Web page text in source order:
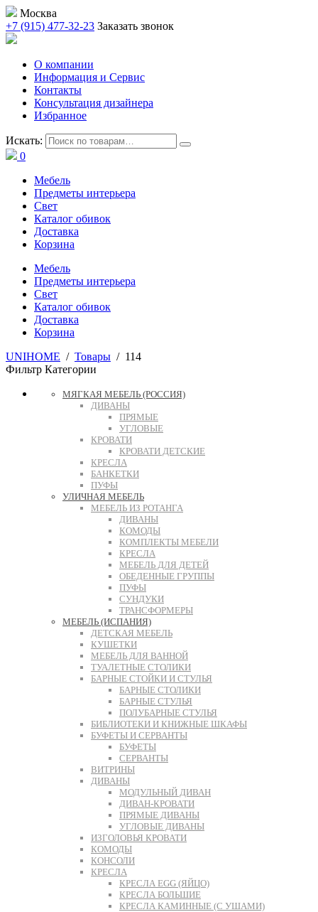
Москва
+7 (915) 477-32-23 Заказать звонок
О компании
Информация и Сервис
Контакты
Консультация дизайнера
Избранное
Искать:
0
Мебель
Предметы интерьера
Свет
Каталог обивок
Доставка
Корзина
Мебель
Предметы интерьера
Свет
Каталог обивок
Доставка
Корзина
UNIHOME / Товары / 114
Фильтр Категории
МЯГКАЯ МЕБЕЛЬ (РОССИЯ)
ДИВАНЫ
ПРЯМЫЕ
УГЛОВЫЕ
КРОВАТИ
КРОВАТИ ДЕТСКИЕ
КРЕСЛА
БАНКЕТКИ
ПУФЫ
УЛИЧНАЯ МЕБЕЛЬ
МЕБЕЛЬ ИЗ РОТАНГА
ДИВАНЫ
КОМОДЫ
КОМПЛЕКТЫ МЕБЕЛИ
КРЕСЛА
МЕБЕЛЬ ДЛЯ ДЕТЕЙ
ОБЕДЕННЫЕ ГРУППЫ
ПУФЫ
СУНДУКИ
ТРАНСФОРМЕРЫ
МЕБЕЛЬ (ИСПАНИЯ)
ДЕТСКАЯ МЕБЕЛЬ
КУШЕТКИ
МЕБЕЛЬ ДЛЯ ВАННОЙ
ТУАЛЕТНЫЕ СТОЛИКИ
БАРНЫЕ СТОЙКИ И СТУЛЬЯ
БАРНЫЕ СТОЛИКИ
БАРНЫЕ СТУЛЬЯ
ПОЛУБАРНЫЕ СТУЛЬЯ
БИБЛИОТЕКИ И КНИЖНЫЕ ШКАФЫ
БУФЕТЫ И СЕРВАНТЫ
БУФЕТЫ
СЕРВАНТЫ
ВИТРИНЫ
ДИВАНЫ
МОДУЛЬНЫЙ ДИВАН
ДИВАН-КРОВАТИ
ПРЯМЫЕ ДИВАНЫ
УГЛОВЫЕ ДИВАНЫ
ИЗГОЛОВЬЯ КРОВАТИ
КОМОДЫ
КОНСОЛИ
КРЕСЛА
КРЕСЛА EGG (ЯЙЦО)
КРЕСЛА БОЛЬШИЕ
КРЕСЛА КАМИННЫЕ (С УШАМИ)